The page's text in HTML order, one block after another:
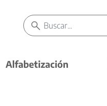
Alfabetización